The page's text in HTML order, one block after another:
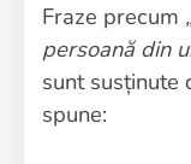
Fraze precum
persoană din
sunt susținute
spune: